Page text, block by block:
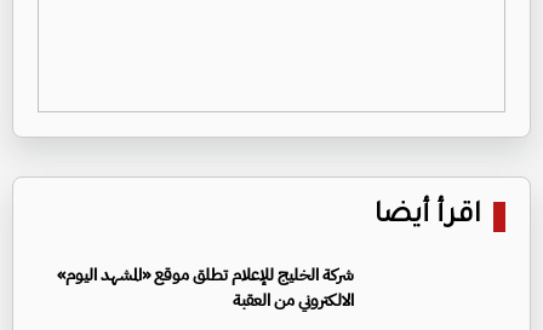
اقرأ أيضا
شركة الخليج للإعلام تطلق موقع «المشهد اليوم»
الالكتروني من العقبة